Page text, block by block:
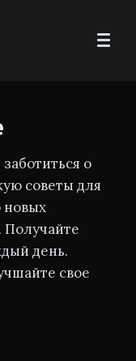
о
советы для
новых
Получайте
день.
свое